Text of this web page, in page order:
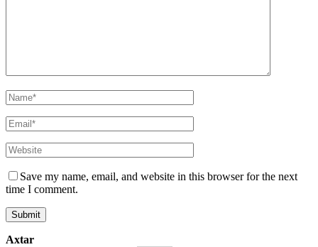
Save my name, email, and website in this browser for the next
time I comment.
Axtar